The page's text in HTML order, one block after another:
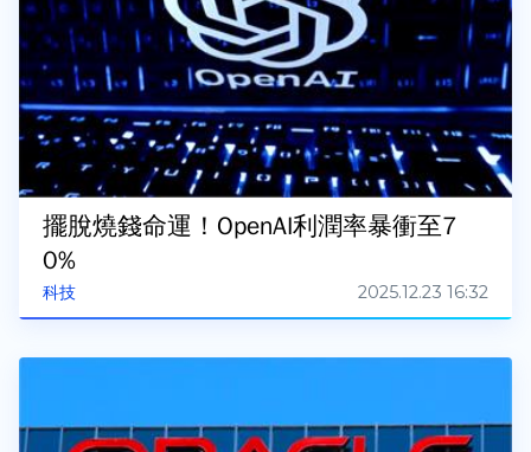
科技
擺脫燒錢命運！OpenAI利潤率暴衝至7
0%
2025.12.23 16:32